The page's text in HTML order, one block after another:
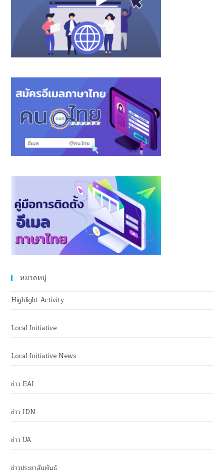
หมวดหมู่
Highlight Activity
Local Initiative
Local Initiative News
ข่าว EAI
ข่าว IDN
ข่าว UA
ข่าวประชาสัมพันธ์